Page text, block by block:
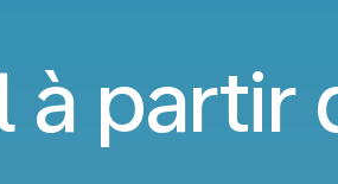
à partir